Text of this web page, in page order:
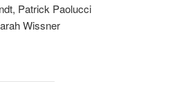
Patrick Paolucci
Wissner